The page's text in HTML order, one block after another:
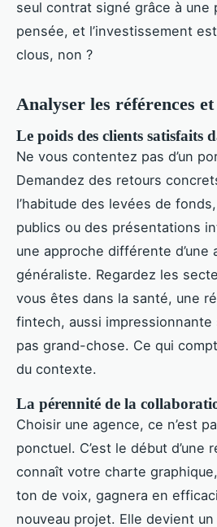
seul contrat signé grâce à une
pensée, et l’investissement
clous, non ?
Analyser les références
Le poids des clients satisfaits
Ne vous contentez pas d’un
Demandez des retours
l’habitude des levées de
publics ou des présentations
une approche différente d’une
généraliste. Regardez les
vous êtes dans la santé, une
fintech, aussi
pas grand-chose. Ce qui
du contexte.
La pérennité de la
Choisir une agence, ce n’est
ponctuel. C’est le début d’une
connaît votre charte
ton de voix, gagnera en
nouveau projet. Elle devient